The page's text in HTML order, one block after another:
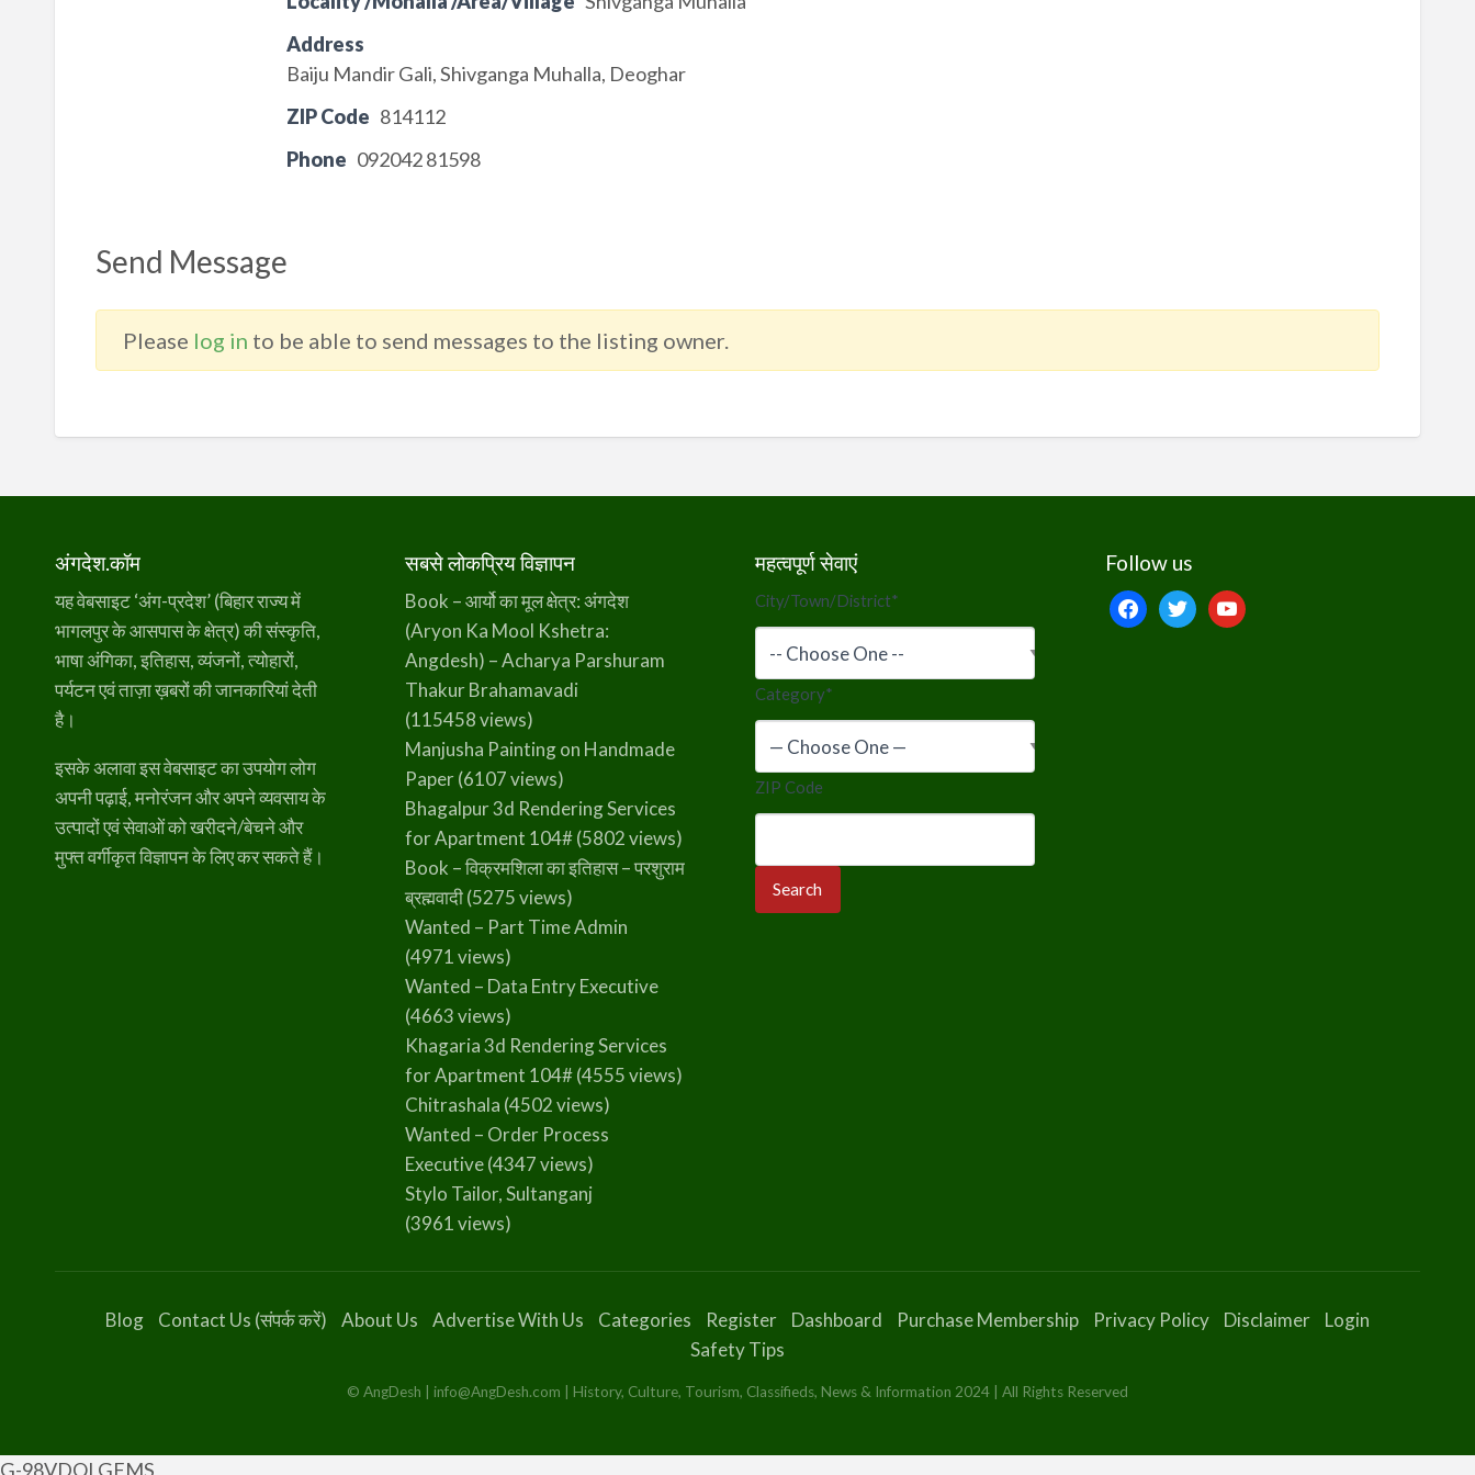
Address
Baiju Mandir Gali, Shivganga Muhalla, Deoghar
ZIP Code 814112
Phone 092042 81598
Send Message
Please log in to be able to send messages to the listing owner.
अंगदेश.कॉम
यह वेबसाइट ‘अंग-प्रदेश’ (बिहार राज्य में
भागलपुर के आसपास के क्षेत्र) की संस्कृति,
भाषा अंगिका, इतिहास, व्यंजनों, त्योहारों,
पर्यटन एवं ताज़ा ख़बरों की जानकारियां देती
है।
इसके अलावा इस वेबसाइट का उपयोग लोग
अपनी पढ़ाई, मनोरंजन और अपने व्यवसाय के
उत्पादों एवं सेवाओं को खरीदने/बेचने और
मुफ्त वर्गीकृत विज्ञापन के लिए कर सकते हैं।
सबसे लोकप्रिय विज्ञापन
Book – आर्यो का मूल क्षेत्र: अंगदेश
(Aryon Ka Mool Kshetra:
Angdesh) – Acharya Parshuram
Thakur Brahamavadi
(115458 views)
Manjusha Painting on Handmade
Paper(6107 views)
Bhagalpur 3d Rendering Services
for Apartment 104#(5802 views)
Book – विक्रमशिला का इतिहास – परशुराम
ब्रह्मवादी(5275 views)
Wanted – Part Time Admin
(4971 views)
Wanted – Data Entry Executive
(4663 views)
Khagaria 3d Rendering Services
for Apartment 104#(4555 views)
Chitrashala (4502 views)
Wanted – Order Process
Executive(4347 views)
Stylo Tailor, Sultanganj
(3961 views)
महत्वपूर्ण सेवाएं
City/Town/District*
Category*
ZIP Code
Follow us
facebooktwitteryoutube
Blog Contact Us (संपर्क करें) About Us Advertise With Us Categories Register Dashboard Purchase Membership Privacy Policy Disclaimer
Login
Safety Tips
© AngDesh | info@AngDesh.com | History, Culture, Tourism, Classifieds, News & Information 2024 | All Rights Reserved
G-98VDQLGFMS